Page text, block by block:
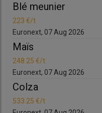
Blé meunier
223 €/t
Euronext, 07 Aug 2026
Maïs
248.25 €/t
Euronext, 07 Aug 2026
Colza
533.25 €/t